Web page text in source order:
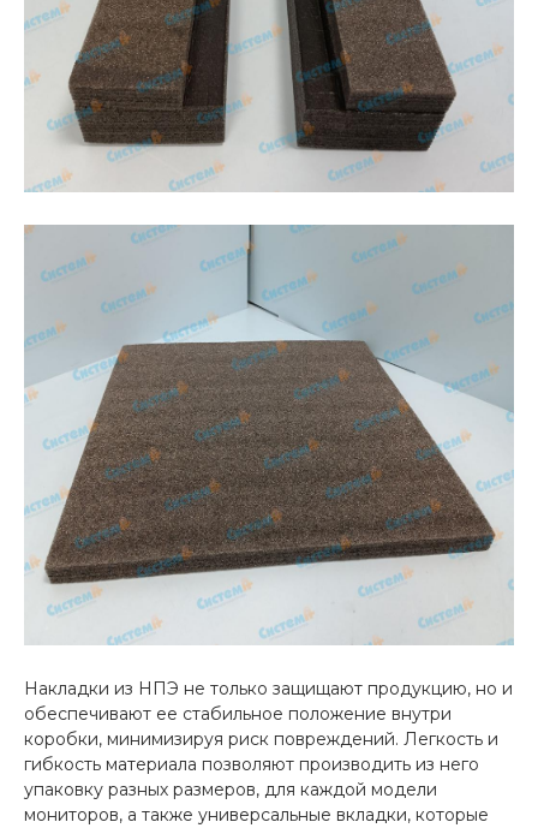
Накладки из НПЭ не только защищают продукцию, но и
обеспечивают ее стабильное положение внутри
коробки, минимизируя риск повреждений. Легкость и
гибкость материала позволяют производить из него
упаковку разных размеров, для каждой модели
мониторов, а также универсальные вкладки, которые